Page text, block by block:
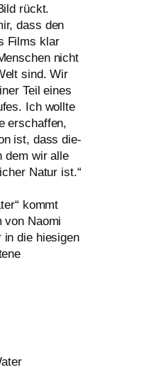
rückt.
dass den
Films klar
nicht
sind. Wir
Teil eines
Ich woll­te
erschaf­fen,
ist, dass die­
dem wir alle
Natur ist.“
kommt
von Naomi
in die hie­si­gen